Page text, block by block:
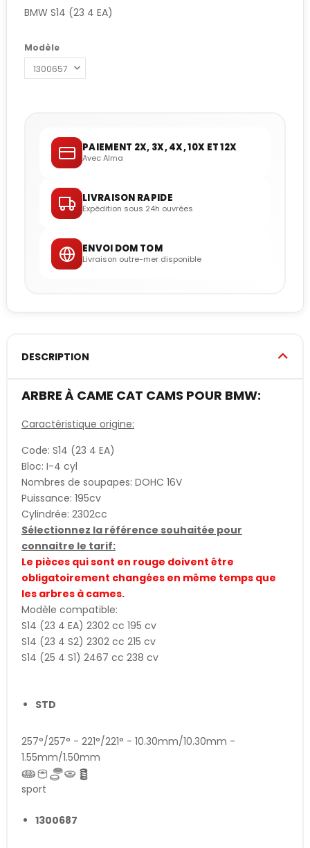
BMW S14 (23 4 EA)
Modèle
PAIEMENT 2X, 3X, 4X, 10X ET 12X
Avec Alma
LIVRAISON RAPIDE
Expédition sous 24h ouvrées
ENVOI DOM TOM
Livraison outre-mer disponible
DESCRIPTION
ARBRE À CAME CAT CAMS POUR BMW:
Caractéristique origine:
Code: S14 (23 4 EA)
Bloc: I-4 cyl
Nombres de soupapes: DOHC 16V
Puissance: 195cv
Cylindrée: 2302cc
Sélectionnez la référence souhaitée pour
connaitre le tarif:
Le pièces qui sont en rouge doivent être
obligatoirement changées en même temps que
les arbres à cames.
Modèle compatible:
S14 (23 4 EA) 2302 cc 195 cv
S14 (23 4 S2) 2302 cc 215 cv
S14 (25 4 S1) 2467 cc 238 cv
STD
257°/257° - 221°/221° - 10.30mm/10.30mm -
1.55mm/1.50mm
sport
1300687